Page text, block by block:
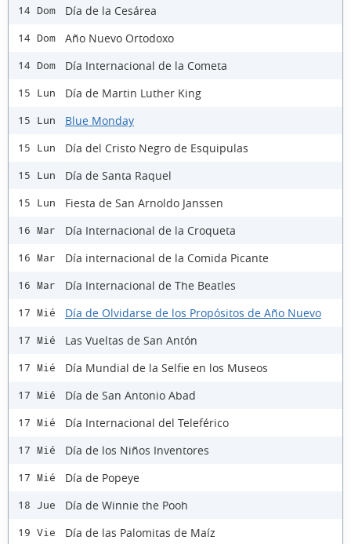
14 Dom Día de la Cesárea
14 Dom Año Nuevo Ortodoxo
14 Dom Día Internacional de la Cometa
15 Lun Día de Martin Luther King
15 Lun Blue Monday
15 Lun Día del Cristo Negro de Esquipulas
15 Lun Día de Santa Raquel
15 Lun Fiesta de San Arnoldo Janssen
16 Mar Día Internacional de la Croqueta
16 Mar Día internacional de la Comida Picante
16 Mar Día Internacional de The Beatles
17 Mié Día de Olvidarse de los Propósitos de Año Nuevo
17 Mié Las Vueltas de San Antón
17 Mié Día Mundial de la Selfie en los Museos
17 Mié Día de San Antonio Abad
17 Mié Día Internacional del Teleférico
17 Mié Día de los Niños Inventores
17 Mié Día de Popeye
18 Jue Día de Winnie the Pooh
19 Vie Día de las Palomitas de Maíz